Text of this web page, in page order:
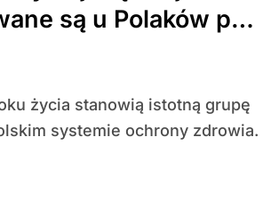
są u Polaków po
systemie ochrony zdrowia.